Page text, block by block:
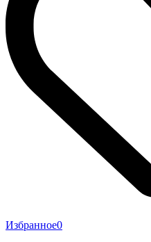
Избранное0